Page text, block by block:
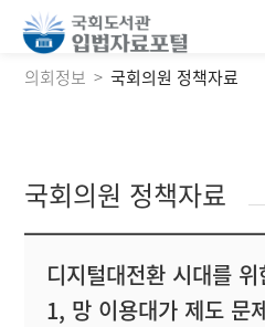
의회정보 국회의원 정책자료
국회의원 정책자료
디지털대전환 시대를
1, 망 이용대가 제도 문